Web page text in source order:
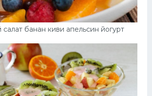
банан киви апельсин йогурт